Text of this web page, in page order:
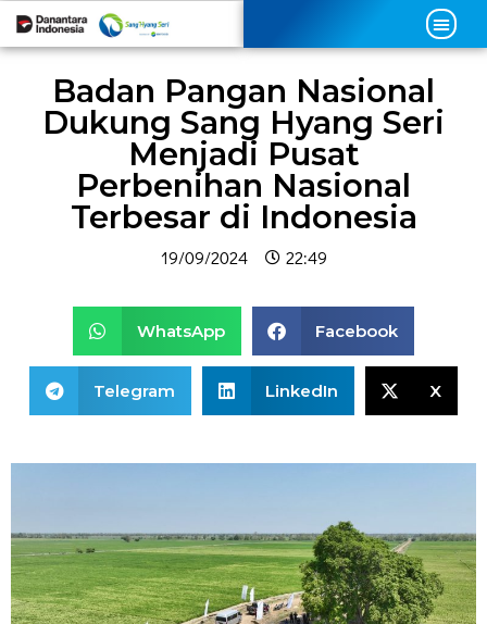
Badan Pangan Nasional
Dukung Sang Hyang Seri
Menjadi Pusat
Perbenihan Nasional
Terbesar di Indonesia
19/09/2024 22:49
WhatsApp Facebook
Telegram LinkedIn X